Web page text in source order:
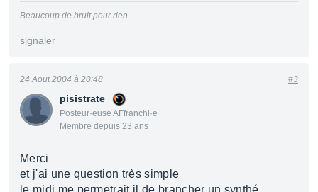
Beaucoup de bruit pour rien...
signaler
pisistrate
Posteur·euse AFfranchi·e
Membre depuis 23 ans
24 Aout 2004 à 20:48 #3
Merci
et j'ai une question très simple
le midi me permetrait il de brancher un synthé